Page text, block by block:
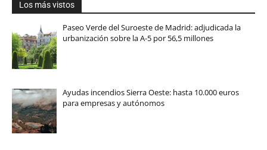
Los más vistos
Paseo Verde del Suroeste de Madrid: adjudicada la
urbanización sobre la A-5 por 56,5 millones
Ayudas incendios Sierra Oeste: hasta 10.000 euros
para empresas y autónomos